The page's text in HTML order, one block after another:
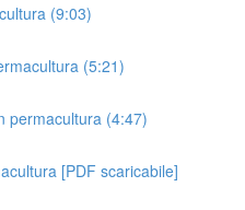
(9:03)
(5:21)
permacultura (4:47)
[PDF scaricabile]